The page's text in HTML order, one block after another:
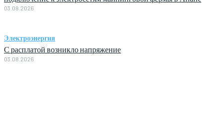
03.08.2026
Электроэнергия
С расплатой возникло напряжение
03.08.2026